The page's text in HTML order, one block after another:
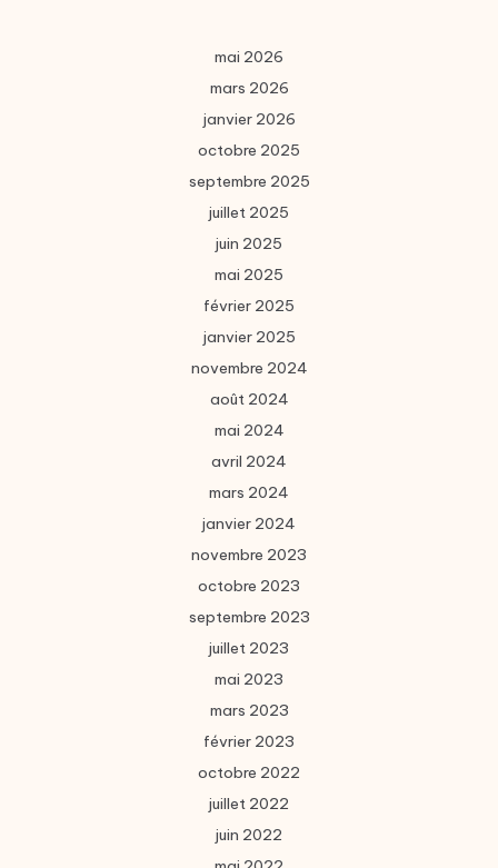
mai 2026
mars 2026
janvier 2026
octobre 2025
septembre 2025
juillet 2025
juin 2025
mai 2025
février 2025
janvier 2025
novembre 2024
août 2024
mai 2024
avril 2024
mars 2024
janvier 2024
novembre 2023
octobre 2023
septembre 2023
juillet 2023
mai 2023
mars 2023
février 2023
octobre 2022
juillet 2022
juin 2022